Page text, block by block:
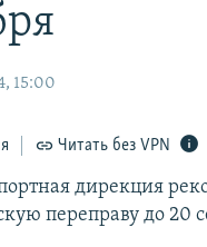
15:00
Читать без VPN
дирекция
переправу до 20